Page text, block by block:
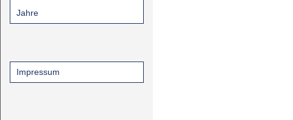
Jahre
Impressum